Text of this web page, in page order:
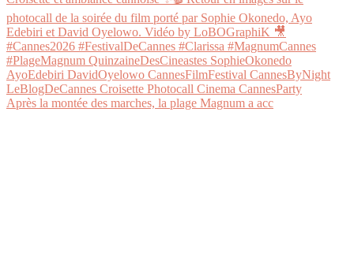
Après la montée des marches, la plage Magnum a acc